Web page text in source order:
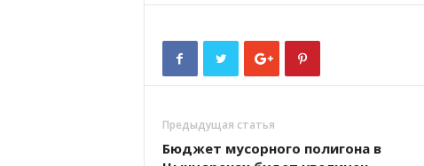
Предыдущая статья
Бюджет мусорного полигона в